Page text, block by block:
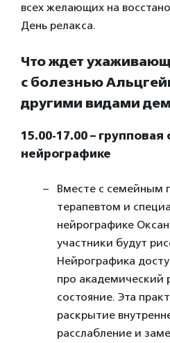
всех желающих на
День релакса.
Что ждет
с болезнью
другими видами
15.00-17.00 – групповая
нейрографике
Вместе с семейным
терапевтом и
нейрографике
участники будут
Нейрографика
про академический
состояние. Эта
раскрытие
расслабление и